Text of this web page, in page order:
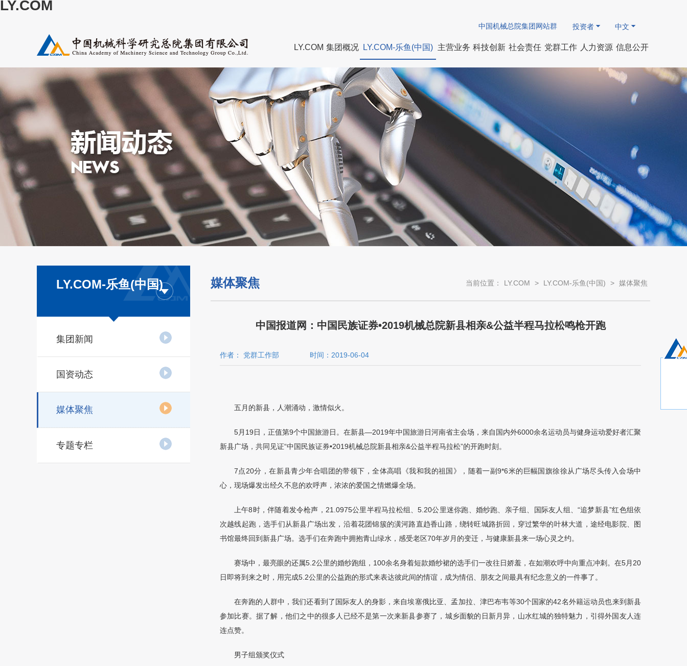
LY.COM
中国机械总院集团网站群 投资者 中文
LY.COM 集团概况
董事长致辞 集团简介
管理团队 董事会
组织架构 历届领导
直属企业
LY.COM
联系我们
LY.COM-乐鱼(中国)
集团新闻
媒体聚焦 专题专栏
主营业务
技术服务
科技创新
研究成果
研发机构
协会组织
检测中心
国际合作
社会责任 党群工作
组织建设
廉政教育
人力资源
人才队伍
信息公开
人事薪酬事项
重要财务信息
企业重大事项
招标采购信息
LY.COM-乐鱼(中国)
集团新闻
国资动态
媒体聚焦
专题专栏
媒体聚焦 当前位置： LY.COM > LY.COM-乐鱼(中国) > 媒体聚焦
中国报道网：中国民族证券•2019机械总院新县相亲&公益半程马拉松鸣枪开跑
作者： 党群工作部 时间：2019-06-04
五月的新县，人潮涌动，激情似火。
5月 19日，正值第9个中国旅游日。在新县—2019年中国旅游日河南省主会场，来自国内外6000余名运动员与健身运动爱好者汇聚
新县广场，共同见证“中国民族证券•2019机械总院新县相亲&公益半程马拉松”的开跑时刻。
7点20分，在新县青少年合唱团的带领下，全体高唱《我和我的祖国》，随着一副9*6米的巨幅国旗徐徐从广场尽头传入会场中
心，现场爆发出经久不息的欢呼声，浓浓的爱国之情燃爆全场。
上午8时，伴随着发令枪声， 21.0975公里半程马拉松组、5.20公里迷你跑、婚纱跑、亲子组、国际友人组、 “追梦新县”红色组依
次越线起跑，选手们从新县广场出发，沿着花团锦簇的潢河路直趋香山路，绕转旺城路折回，穿过繁华的叶林大道，途经电影院、图
书馆最终回到新县广场。选手们在奔跑中拥抱青山绿水，感受老区70年岁月的变迁，与健康新县来一场心灵之约。
赛场中，最亮眼的还属5.2公里的婚纱跑组， 100余名身着短款婚纱裙的选手们一改往日娇羞，在如潮欢呼中向重点冲刺。在5月 20
日即将到来之时，用完成5.2公里的公益跑的形式来表达彼此间的情谊，成为情侣、朋友之间最具有纪念意义的一件事了。
在奔跑的人群中，我们还看到了国际友人的身影，来自埃塞俄比亚、孟加拉、津巴布韦等30个国家的42名外籍运动员也来到新县
参加比赛。据了解，他们之中的很多人已经不是第一次来新县参赛了，城乡面貌的日新月异，山水红城的独特魅力，引得外国友人连
连点赞。
男子组颁奖仪式